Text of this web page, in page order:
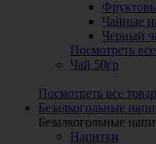
Чайные
Черный
Посмотреть
Чай 50гр
Посмотреть все
Безалкогольные
Безалкогольные
Напитки